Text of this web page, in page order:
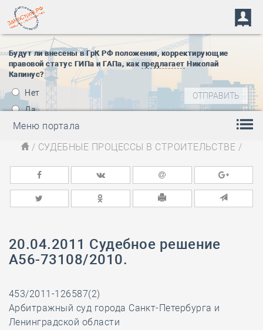
Будут ли внесены в ГрК РФ положения, корректирующие
правовой статус ГИПа и ГАПа, как предлагает Николай
Капинус?
Нет
Да
Меню портала
/ СУДЕБНЫЕ ПРОЦЕССЫ В СТРОИТЕЛЬСТВЕ /
20.04.2011 Судебное решение
А56-73108/2010.
453/2011-126587(2)
Арбитражный суд города Санкт-Петербурга и
Ленинградской области